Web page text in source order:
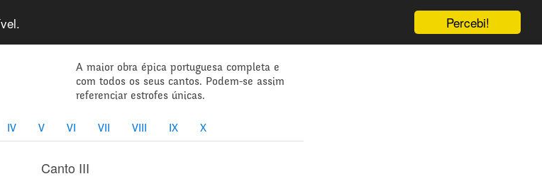
Percebi!
A maior obra épica portuguesa completa e
com todos os seus cantos. Podem-se assim
referenciar estrofes únicas.
IV V VI VII VIII IX X
Canto III